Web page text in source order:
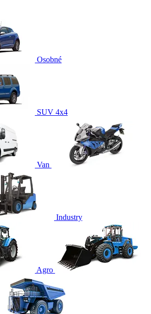
Osobné
SUV 4x4
Van
Industry
Agro